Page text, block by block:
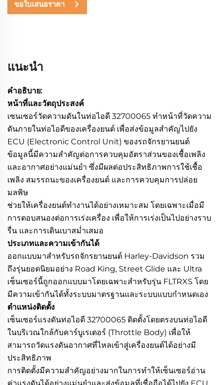
ขอใบเสนอราคา
แนะนำ
คำอธิบาย:
หน้าที่และวัตถุประสงค์
เซนเซอร์วัดความดันในท่อไอดี 32700065 ทำหน้าที่วัดความ
ดันภายในท่อไอดีของเครื่องยนต์ เพื่อส่งข้อมูลสำคัญไปยัง
ECU (Electronic Control Unit) ของรถจักรยานยนต์
ข้อมูลนี้มีความสำคัญต่อการควบคุมอัตราส่วนของเชื้อเพลิง
และอากาศอย่างแม่นยำ ซึ่งมีผลต่อประสิทธิภาพการใช้เชื้อ
เพลิง สมรรถนะของเครื่องยนต์ และการควบคุมการปล่อย
มลพิษ
ช่วยให้เครื่องยนต์ทำงานได้อย่างเหมาะสม โดยเฉพาะเมื่อมี
การตอบสนองต่อการเร่งเครื่อง เพื่อให้การเร่งเป็นไปอย่างราบ
รื่น และการเดินเบาสม่ำเสมอ
ประเภทและความเข้ากันได้
ออกแบบมาสำหรับรถจักรยานยนต์ Harley-Davidson รวม
ถึงรุ่นยอดนิยมอย่าง Road King, Street Glide และ Ultra
เซ็นเซอร์นี้ถูกออกแบบมาโดยเฉพาะสำหรับรุ่น FLTRXS โดย
มีความเข้ากันได้ทั้งระบบมาตรฐานและระบบแบบกำหนดเอง
ตำแหน่งติดตั้ง
เซ็นเซอร์แรงดันท่อไอดี 32700065 ติดตั้งโดยตรงบนท่อไอดี
ในบริเวณใกล้กับคาร์บูเรเตอร์ (Throttle Body) เพื่อให้
สามารถวัดแรงดันอากาศที่ไหลเข้าสู่เครื่องยนต์ได้อย่างมี
ประสิทธิภาพ
การติดตั้งมีความสำคัญอย่างมากในการทำให้เซ็นเซอร์อ่าน